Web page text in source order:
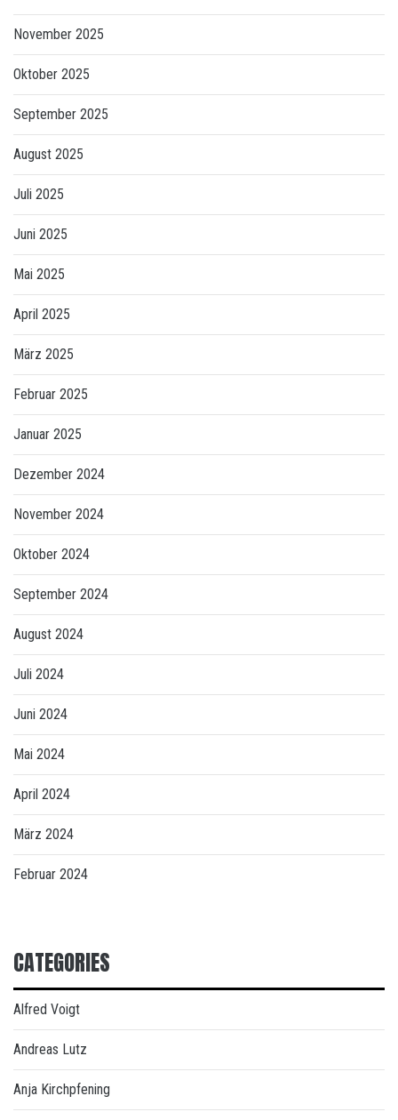
November 2025
Oktober 2025
September 2025
August 2025
Juli 2025
Juni 2025
Mai 2025
April 2025
März 2025
Februar 2025
Januar 2025
Dezember 2024
November 2024
Oktober 2024
September 2024
August 2024
Juli 2024
Juni 2024
Mai 2024
April 2024
März 2024
Februar 2024
CATEGORIES
Alfred Voigt
Andreas Lutz
Anja Kirchpfening